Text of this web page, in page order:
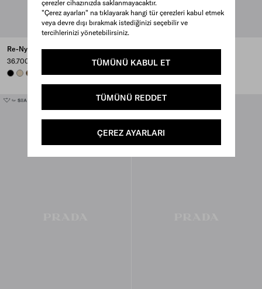
çerezler cihazınızda saklanmayacaktır.
"Çerez ayarları" na tıklayarak hangi tür çerezleri kabul etmek
veya devre dışı bırakmak istediğinizi seçebilir ve
tercihlerinizi yönetebilirsiniz.
TÜMÜNÜ KABUL ET
TÜMÜNÜ REDDET
ÇEREZ AYARLARI
Re-Nylon El Portföyü
36.700 TL
BLACKDESERT BEIGE
BRANDY
Re-Nylon El Portföyü
36.700 TL